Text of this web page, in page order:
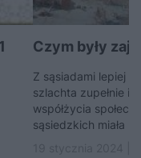
Czym były
Z sąsiadami lepiej
szlachta zupełnie
współżycia
sąsiedzkich miała